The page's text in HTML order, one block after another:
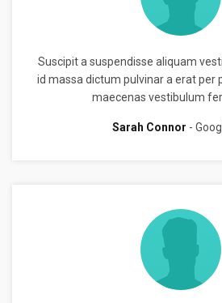
Suscipit a suspendisse aliquam
id massa dictum pulvinar a erat per
maecenas vestibulum
Sarah Connor